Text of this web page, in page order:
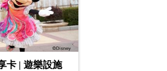
卡 | 遊樂設施